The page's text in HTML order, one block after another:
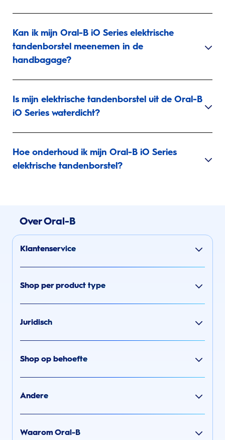
Kan ik mijn Oral-B iO Series elektrische
tandenborstel meenemen in de
handbagage?
Is mijn elektrische tandenborstel uit de Oral-B
iO Series waterdicht?
Hoe onderhoud ik mijn Oral-B iO Series
elektrische tandenborstel?
Over Oral-B
Klantenservice
Shop per product type
Juridisch
Shop op behoefte
Andere
Waarom Oral-B